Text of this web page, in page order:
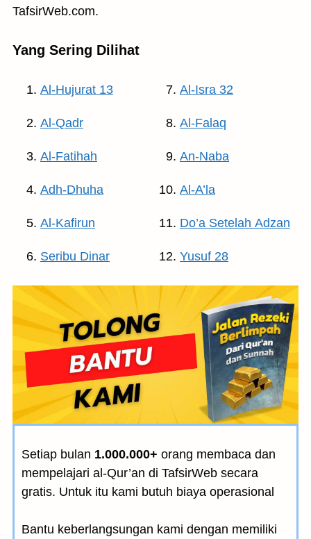
TafsirWeb.com.
Yang Sering Dilihat
Al-Hujurat 13
Al-Qadr
Al-Fatihah
Adh-Dhuha
Al-Kafirun
Seribu Dinar
Al-Isra 32
Al-Falaq
An-Naba
Al-A’la
Do’a Setelah Adzan
Yusuf 28
Setiap bulan 1.000.000+ orang membaca dan
mempelajari al-Qur’an di TafsirWeb secara
gratis. Untuk itu kami butuh biaya operasional
Bantu keberlangsungan kami dengan memiliki